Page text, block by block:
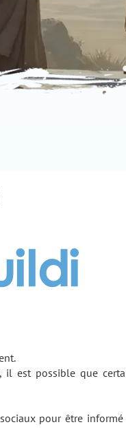
est possible que
pour être